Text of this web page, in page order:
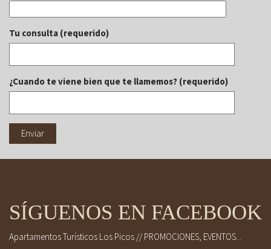
Tu consulta (requerido)
¿Cuando te viene bien que te llamemos? (requerido)
SÍGUENOS EN FACEBOOK
Apartamentos Turísticos Los Picos // PROMOCIONES, EVENTOS...